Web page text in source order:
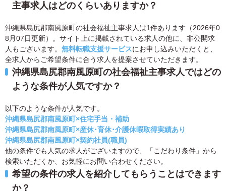
主事求人はどのくらいありますか？
沖縄県島尻郡南風原町の社会福祉主事求人は1件あります（2026年0
8月07日更新）。サイト上に掲載されている求人の他に、非公開求
人もございます。 無料転職支援サービスにお申し込みいただくと、
全求人からご希望条件に合う求人を提案させていただきます。
沖縄県島尻郡南風原町の社会福祉主事求人ではどの
ような条件が人気ですか？
以下のような条件が人気です。
沖縄県島尻郡南風原町×住宅手当・補助
沖縄県島尻郡南風原町×産休･育休･介護休暇取得実績あり
沖縄県島尻郡南風原町×契約社員(職員)
他の条件でも人気の求人がございますので、「こだわり条件」から
検索いただくか、お気軽にお問い合わせください。
希望の条件の求人を紹介してもらうことはできます
か？